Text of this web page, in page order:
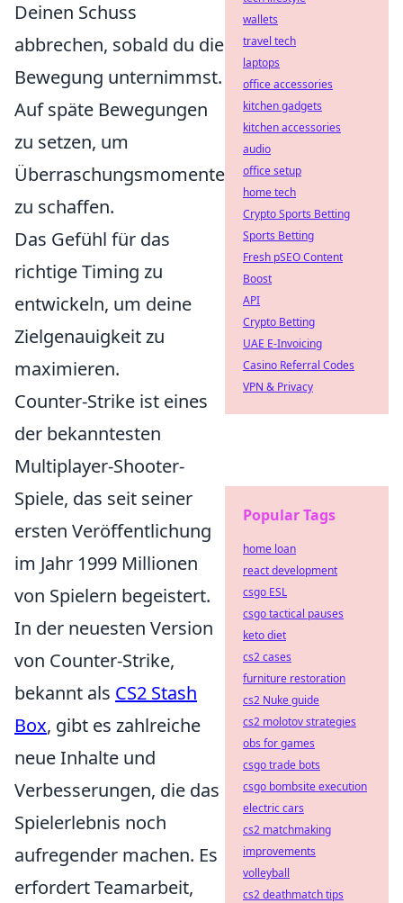
Deinen Schuss
abbrechen, sobald du die
Bewegung unternimmst.
Auf späte Bewegungen
zu setzen, um
Überraschungsmomente
zu schaffen.
Das Gefühl für das
richtige Timing zu
entwickeln, um deine
Zielgenauigkeit zu
maximieren.
Counter-Strike ist eines
der bekanntesten
Multiplayer-Shooter-
Spiele, das seit seiner
ersten Veröffentlichung
im Jahr 1999 Millionen
von Spielern begeistert.
In der neuesten Version
von Counter-Strike,
bekannt als CS2 Stash
Box, gibt es zahlreiche
neue Inhalte und
Verbesserungen, die das
Spielerlebnis noch
aufregender machen. Es
erfordert Teamarbeit,
wallets
travel tech
laptops
office accessories
kitchen gadgets
kitchen accessories
audio
office setup
home tech
Crypto Sports Betting
Sports Betting
Fresh pSEO Content
Boost
API
Crypto Betting
UAE E-Invoicing
Casino Referral Codes
VPN & Privacy
Popular Tags
home loan
react development
csgo ESL
csgo tactical pauses
keto diet
cs2 cases
furniture restoration
cs2 Nuke guide
cs2 molotov strategies
obs for games
csgo trade bots
csgo bombsite execution
electric cars
cs2 matchmaking
improvements
volleyball
cs2 deathmatch tips